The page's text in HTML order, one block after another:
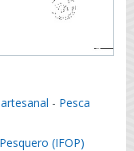
- Pesca
(IFOP)